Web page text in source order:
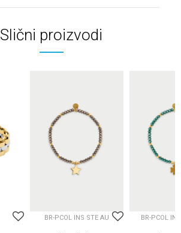
Slični proizvodi
BR-PCOL INS STE AU BR-PCOL